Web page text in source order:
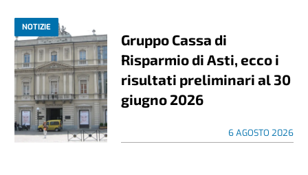
NOTIZIE
Gruppo Cassa di
Risparmio di Asti, ecco i
risultati preliminari al 30
giugno 2026
6 AGOSTO 2026